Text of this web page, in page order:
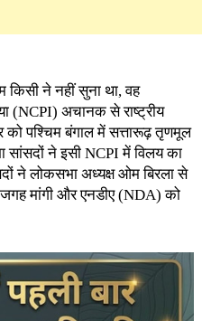
ने नहीं सुना था, वह
(NCPI) अचानक से राष्ट्रीय
को पश्चिम बंगाल में सत्तारूढ़ तृणमूल
ने इसी NCPI में विलय का
ने लोकसभा अध्यक्ष ओम बिरला से
मांगी और एनडीए (NDA) को